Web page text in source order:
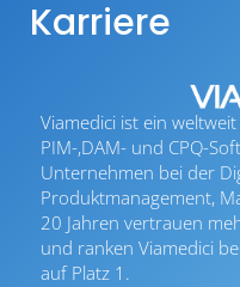
Viamedici ist ein
PIM-,DAM- und CPQ-
Unternehmen bei der
Produktmanagement,
20 Jahren vertrauen
und ranken Viamedici
auf Platz 1.
Karriere